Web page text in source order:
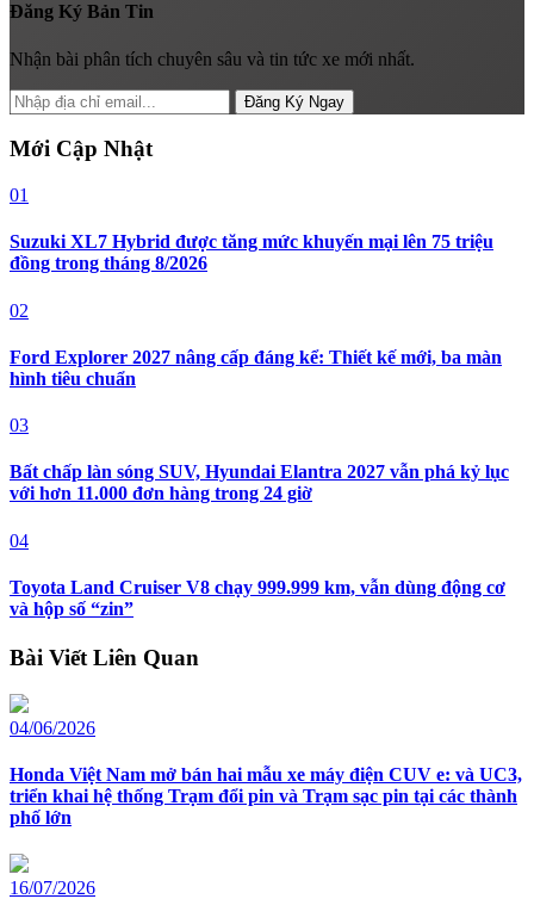
Đăng Ký Bản Tin
Nhận bài phân tích chuyên sâu và tin tức xe mới nhất.
Đăng Ký Ngay
Mới Cập Nhật
01
Suzuki XL7 Hybrid được tăng mức khuyến mại lên 75 triệu
đồng trong tháng 8/2026
02
Ford Explorer 2027 nâng cấp đáng kể: Thiết kế mới, ba màn
hình tiêu chuẩn
03
Bất chấp làn sóng SUV, Hyundai Elantra 2027 vẫn phá kỷ lục
với hơn 11.000 đơn hàng trong 24 giờ
04
Toyota Land Cruiser V8 chạy 999.999 km, vẫn dùng động cơ
và hộp số “zin”
Bài Viết Liên Quan
04/06/2026
Honda Việt Nam mở bán hai mẫu xe máy điện CUV e: và UC3,
triển khai hệ thống Trạm đổi pin và Trạm sạc pin tại các thành
phố lớn
16/07/2026